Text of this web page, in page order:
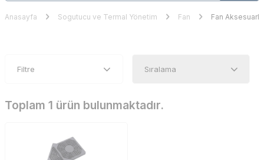
Anasayfa Sogutucu ve Termal Yönetim Fan Fan
Filtre
Toplam 1 ürün bulunmaktadır.